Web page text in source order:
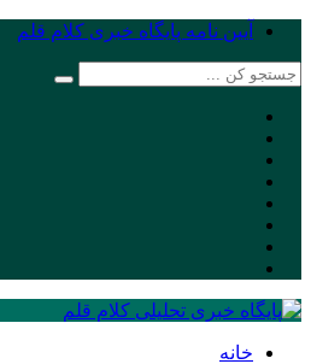
آیین نامه پایگاه خبری کلام قلم
خانه